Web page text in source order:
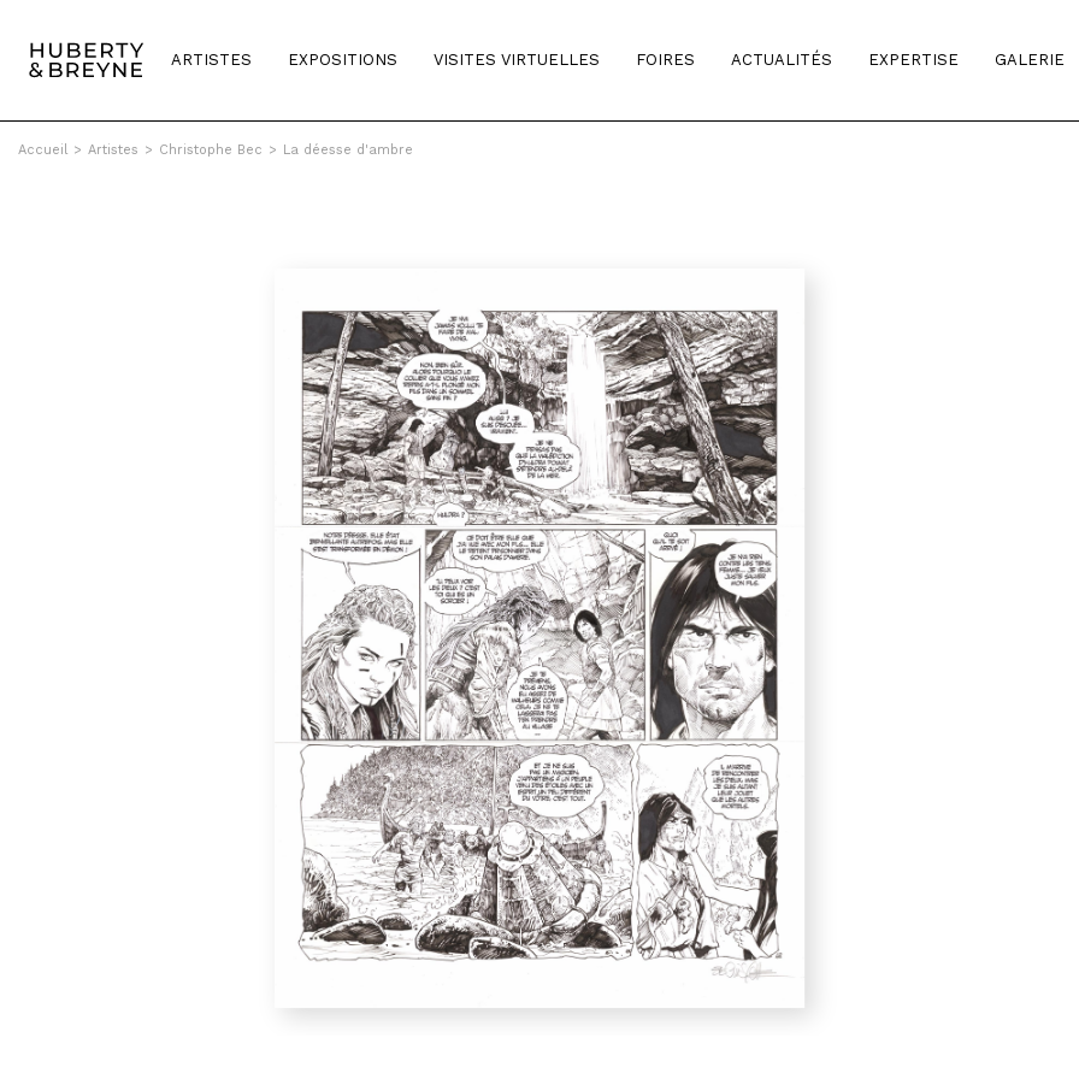
ARTISTES EXPOSITIONS VISITES VIRTUELLES FOIRES ACTUALITÉS EXPERTISE GALERIE
Accueil > Artistes > Christophe Bec > La déesse d'ambre